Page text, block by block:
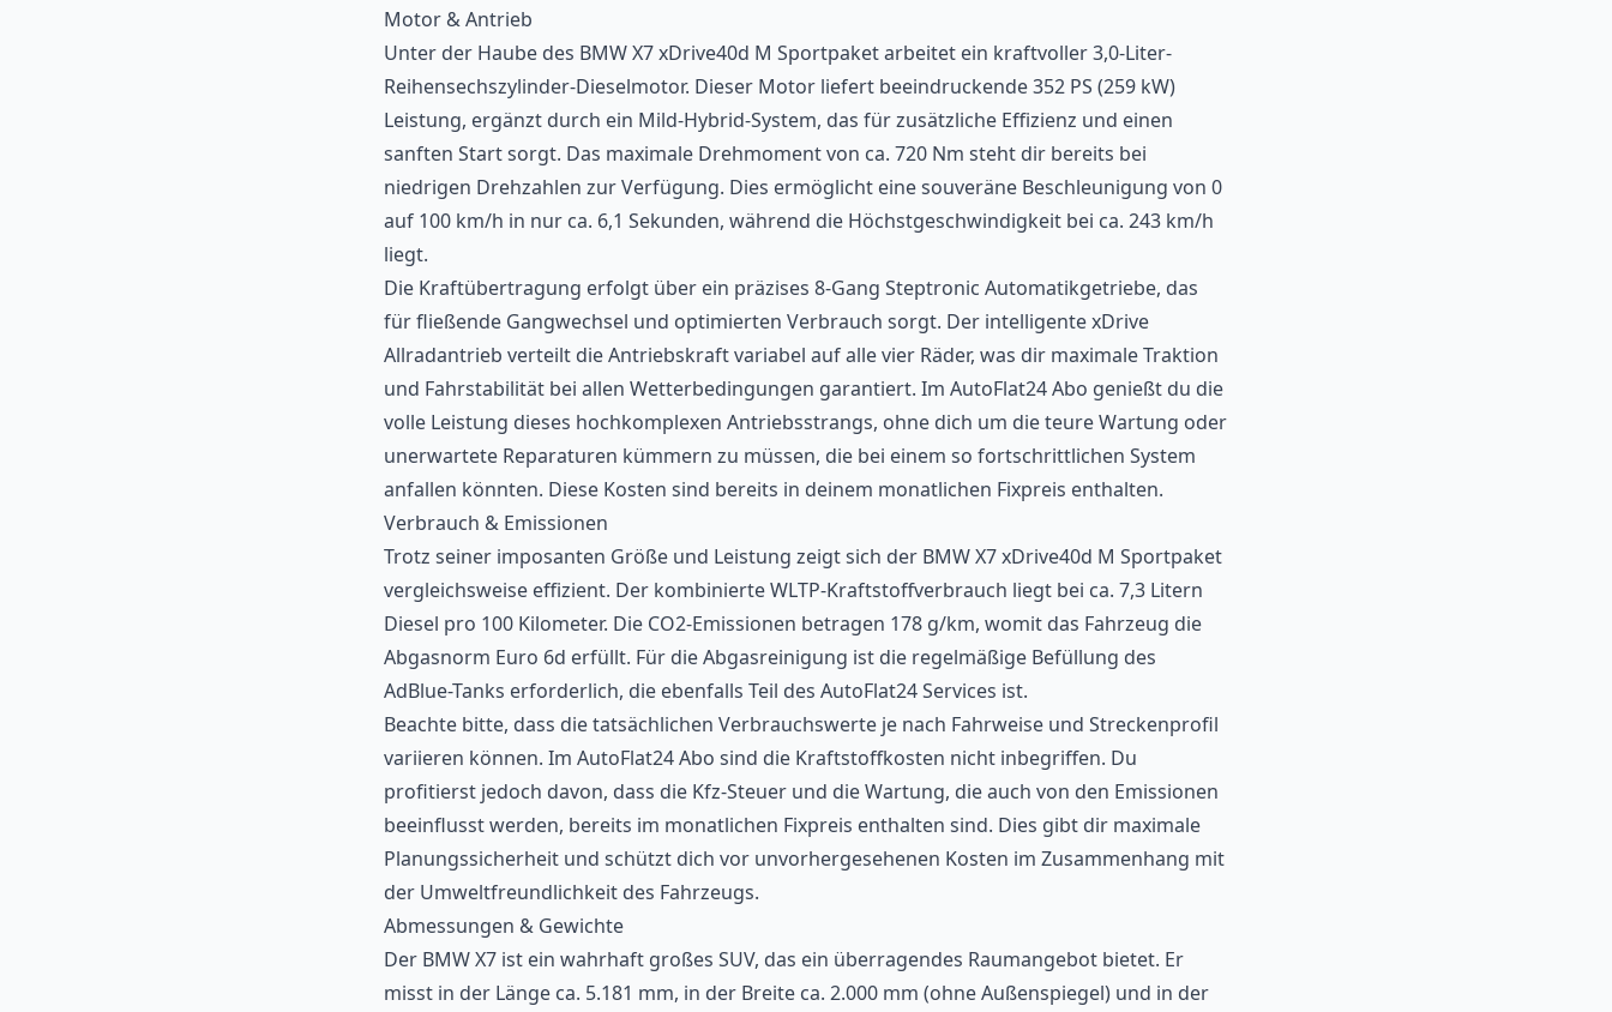
Motor & Antrieb
Unter der Haube des BMW X7 xDrive40d M Sportpaket arbeitet ein kraftvoller 3,0-Liter-
Reihensechszylinder-Dieselmotor. Dieser Motor liefert beeindruckende 352 PS (259 kW)
Leistung, ergänzt durch ein Mild-Hybrid-System, das für zusätzliche Effizienz und einen
sanften Start sorgt. Das maximale Drehmoment von ca. 720 Nm steht dir bereits bei
niedrigen Drehzahlen zur Verfügung. Dies ermöglicht eine souveräne Beschleunigung von 0
auf 100 km/h in nur ca. 6,1 Sekunden, während die Höchstgeschwindigkeit bei ca. 243 km/h
liegt.
Die Kraftübertragung erfolgt über ein präzises 8-Gang Steptronic Automatikgetriebe, das
für fließende Gangwechsel und optimierten Verbrauch sorgt. Der intelligente xDrive
Allradantrieb verteilt die Antriebskraft variabel auf alle vier Räder, was dir maximale Traktion
und Fahrstabilität bei allen Wetterbedingungen garantiert. Im AutoFlat24 Abo genießt du die
volle Leistung dieses hochkomplexen Antriebsstrangs, ohne dich um die teure Wartung oder
unerwartete Reparaturen kümmern zu müssen, die bei einem so fortschrittlichen System
anfallen könnten. Diese Kosten sind bereits in deinem monatlichen Fixpreis enthalten.
Verbrauch & Emissionen
Trotz seiner imposanten Größe und Leistung zeigt sich der BMW X7 xDrive40d M Sportpaket
vergleichsweise effizient. Der kombinierte WLTP-Kraftstoffverbrauch liegt bei ca. 7,3 Litern
Diesel pro 100 Kilometer. Die CO2-Emissionen betragen 178 g/km, womit das Fahrzeug die
Abgasnorm Euro 6d erfüllt. Für die Abgasreinigung ist die regelmäßige Befüllung des
AdBlue-Tanks erforderlich, die ebenfalls Teil des AutoFlat24 Services ist.
Beachte bitte, dass die tatsächlichen Verbrauchswerte je nach Fahrweise und Streckenprofil
variieren können. Im AutoFlat24 Abo sind die Kraftstoffkosten nicht inbegriffen. Du
profitierst jedoch davon, dass die Kfz-Steuer und die Wartung, die auch von den Emissionen
beeinflusst werden, bereits im monatlichen Fixpreis enthalten sind. Dies gibt dir maximale
Planungssicherheit und schützt dich vor unvorhergesehenen Kosten im Zusammenhang mit
der Umweltfreundlichkeit des Fahrzeugs.
Abmessungen & Gewichte
Der BMW X7 ist ein wahrhaft großes SUV, das ein überragendes Raumangebot bietet. Er
misst in der Länge ca. 5.181 mm, in der Breite ca. 2.000 mm (ohne Außenspiegel) und in der